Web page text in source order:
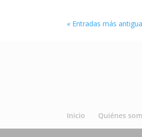
« Entradas más
Inicio Quiénes